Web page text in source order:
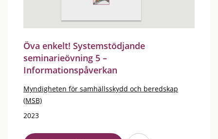
Öva enkelt! Systemstödjande
seminarieövning 5 –
Informationspåverkan
Myndigheten för samhällsskydd och beredskap
(MSB)
2023